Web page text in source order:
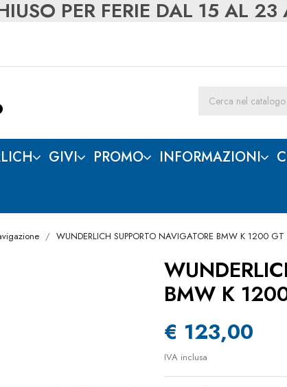
PER FERIE DAL 15 AL
GIVI PROMO INFORMAZIONI
WUNDERLICH SUPPORTO NAVIGATORE BMW K 1200
BMW K
€ 123,00
IVA inclusa